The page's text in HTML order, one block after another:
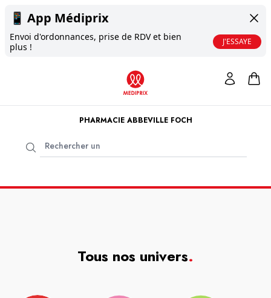
📱 App Médiprix
Envoi d'ordonnances, prise de RDV et bien
plus !
J'ESSAYE
PHARMACIE ABBEVILLE FOCH
Tous nos univers.